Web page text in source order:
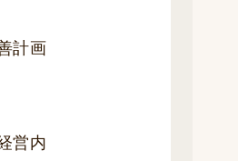
計画
営内